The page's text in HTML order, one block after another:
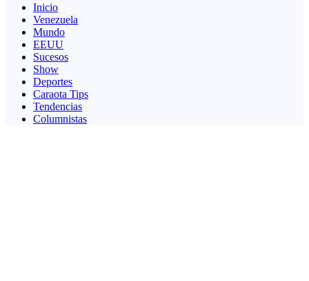
Inicio
Venezuela
Mundo
EEUU
Sucesos
Show
Deportes
Caraota Tips
Tendencias
Columnistas